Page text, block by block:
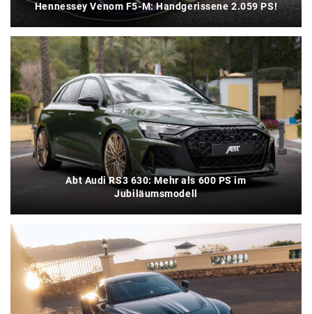
Hennessey Venom F5-M: Handgerissene 2.059 PS!
Abt Audi RS3 630: Mehr als 600 PS im
Jubiläumsmodell